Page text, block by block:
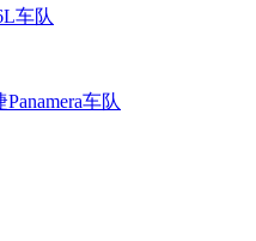
车队
车队